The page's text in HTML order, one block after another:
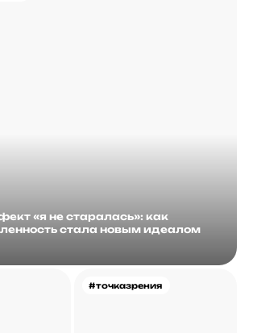
«я не старалась»: как
стала новым идеалом
#точказрения